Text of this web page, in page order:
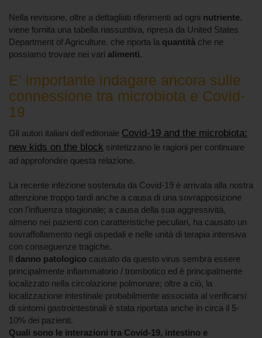
Nella revisione, oltre a dettagliati riferimenti ad ogni nutriente,
viene fornita una tabella riassuntiva, ripresa da United States
Department of Agriculture. che riporta la quantità che ne
possiamo trovare nei vari alimenti.
E' importante indagare ancora sulle
connessione tra microbiota e Covid-
19
Gli autori italiani dell'editoriale Covid-19 and the microbiota:
new kids on the block sintetizzano le ragioni per continuare
ad approfondire questa relazione.
La recente infezione sostenuta da Covid-19 è arrivata alla nostra
attenzione troppo tardi anche a causa di una sovrapposizione
con l'influenza stagionale; a causa della sua aggressività,
almeno nei pazienti con caratteristiche peculiari, ha causato un
sovraffollamento negli ospedali e nelle unità di terapia intensiva
con conseguenze tragiche.
Il danno patologico causato da questo virus sembra essere
principalmente infiammatorio / trombotico ed è principalmente
localizzato nella circolazione polmonare; oltre a ciò, la
localizzazione intestinale probabilmente associata al verificarsi
di sintomi gastrointestinali è stata riportata anche in circa il 5-
10% dei pazienti.
Quali sono le interazioni tra Covid-19, intestino e